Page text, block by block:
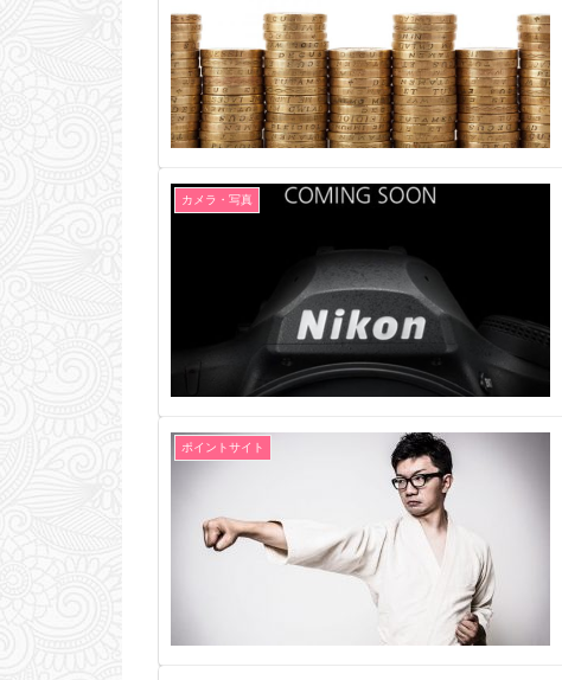
カメラ・写真
ポイントサイト